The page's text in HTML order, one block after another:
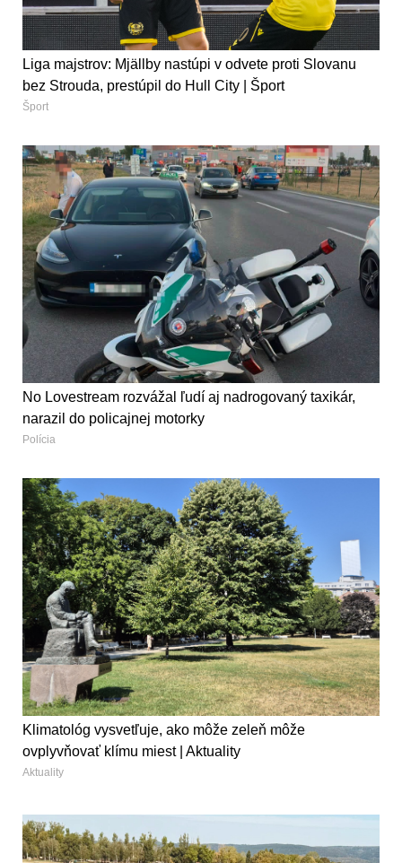
Liga majstrov: Mjällby nastúpi v odvete proti Slovanu
bez Strouda, prestúpil do Hull City | Šport
Šport
No Lovestream rozvážal ľudí aj nadrogovaný taxikár,
narazil do policajnej motorky
Polícia
Klimatológ vysvetľuje, ako môže zeleň môže
ovplyvňovať klímu miest | Aktuality
Aktuality